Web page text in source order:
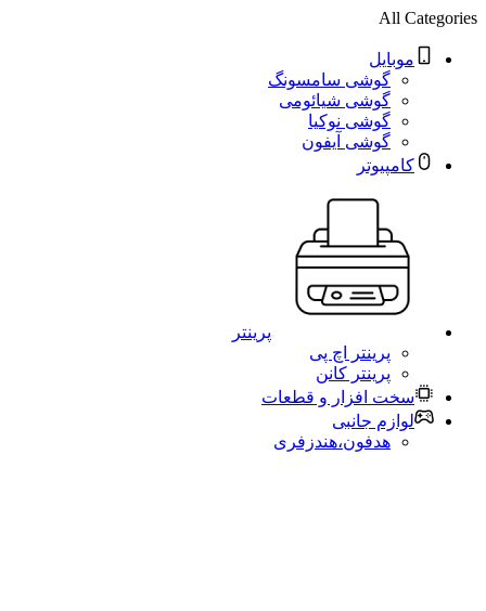
All Categories
موبایل
گوشی سامسونگ
گوشی شیائومی
گوشی نوکیا
گوشی آیفون
کامپیوتر
پرینتر
پرینتر اچ پی
پرینتر کانن
سخت افزار و قطعات
لوازم جانبی
هدفون،هندزفری